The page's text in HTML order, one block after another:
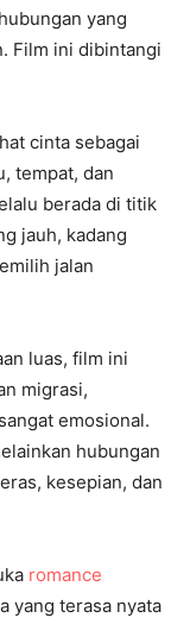
yang
Film ini dibintangi
cinta sebagai
tempat, dan
berada di titik
jauh, kadang
jalan
luas, film ini
migrasi,
emosional.
hubungan
kesepian, dan
romance
yang terasa nyata